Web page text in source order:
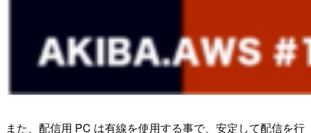
また、配信用 PC は有線を使用する事で、安定して配信を行